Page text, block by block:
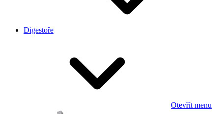
Digestoře
Otevřít menu